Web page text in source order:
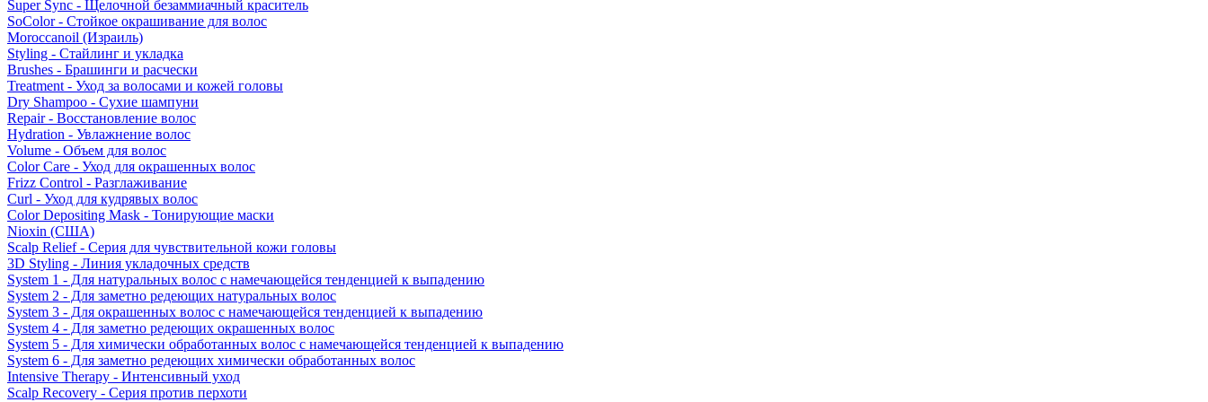
Super Sync - Щелочной безаммиачный краситель
SoColor - Стойкое окрашивание для волос
Moroccanoil (Израиль)
Styling - Стайлинг и укладка
Brushes - Брашинги и расчески
Treatment - Уход за волосами и кожей головы
Dry Shampoo - Сухие шампуни
Repair - Восстановление волос
Hydration - Увлажнение волос
Volume - Объем для волос
Color Care - Уход для окрашенных волос
Frizz Control - Разглаживание
Curl - Уход для кудрявых волос
Color Depositing Mask - Тонирующие маски
Nioxin (США)
Scalp Relief - Серия для чувствительной кожи головы
3D Styling - Линия укладочных средств
System 1 - Для натуральных волос с намечающейся тенденцией к выпадению
System 2 - Для заметно редеющих натуральных волос
System 3 - Для окрашенных волос с намечающейся тенденцией к выпадению
System 4 - Для заметно редеющих окрашенных волос
System 5 - Для химически обработанных волос с намечающейся тенденцией к выпадению
System 6 - Для заметно редеющих химически обработанных волос
Intensive Therapy - Интенсивный уход
Scalp Recovery - Серия против перхоти